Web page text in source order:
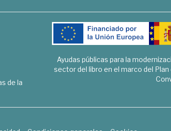
de la
Ayudas públicas para la
sector del libro en el marco del